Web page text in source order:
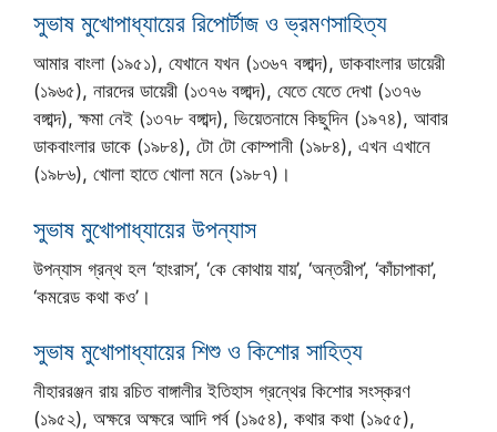
সুভাষ মুখোপাধ্যায়ের রিপোর্টাজ ও ভ্রমণসাহিত্য
আমার বাংলা (১৯৫১), যেখানে যখন (১৩৬৭ বঙ্গাব্দ), ডাকবাংলার ডায়েরী
(১৯৬৫), নারদের ডায়েরী (১৩৭৬ বঙ্গাব্দ), যেতে যেতে দেখা (১৩৭৬
বঙ্গাব্দ), ক্ষমা নেই (১৩৭৮ বঙ্গাব্দ), ভিয়েতনামে কিছুদিন (১৯৭৪), আবার
ডাকবাংলার ডাকে (১৯৮৪), টো টো কোম্পানী (১৯৮৪), এখন এখানে
(১৯৮৬), খোলা হাতে খোলা মনে (১৯৮৭)।
সুভাষ মুখোপাধ্যায়ের উপন্যাস
উপন্যাস গ্রন্থ হল ‘হাংরাস’, ‘কে কোথায় যায়’, ‘অন্তরীপ’, ‘কাঁচাপাকা’,
‘কমরেড কথা কও’।
সুভাষ মুখোপাধ্যায়ের শিশু ও কিশোর সাহিত্য
নীহাররঞ্জন রায় রচিত বাঙ্গালীর ইতিহাস গ্রন্থের কিশোর সংস্করণ
(১৯৫২), অক্ষরে অক্ষরে আদি পর্ব (১৯৫৪), কথার কথা (১৯৫৫),